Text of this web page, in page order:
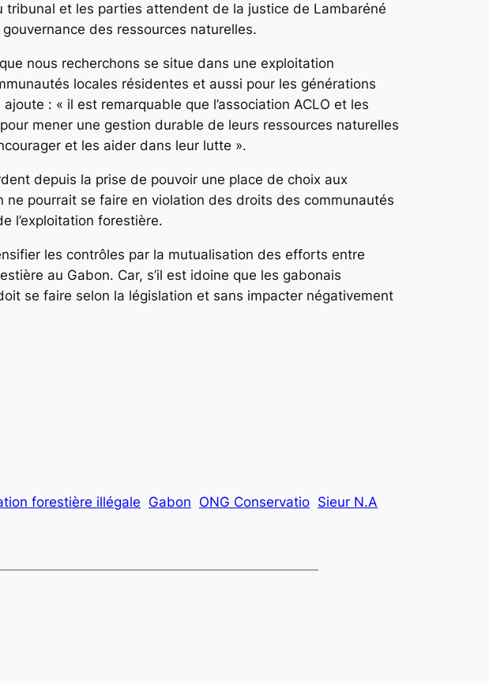
et les parties attendent de la justice de Lambaréné
des ressources naturelles.
nous recherchons se situe dans une exploitation
locales résidentes et aussi pour les générations
: « il est remarquable que l’association ACLO et les
mener une gestion durable de leurs ressources naturelles
et les aider dans leur lutte ».
depuis la prise de pouvoir une place de choix aux
pourrait se faire en violation des droits des communautés
l’exploitation forestière.
les contrôles par la mutualisation des efforts entre
au Gabon. Car, s’il est idoine que les gabonais
se faire selon la législation et sans impacter négativement
forestière illégale Gabon ONG Conservatio Sieur N.A